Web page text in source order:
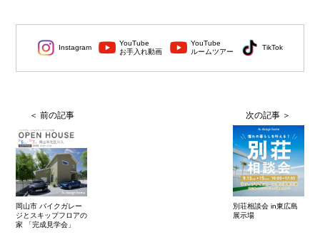
Instagram
YouTube
お手入れ動画
YouTube
ルームツアー
TikTok
岡山市 バイクガレー
ジとスキップフロアの
家 「完成見学会」
別荘相談会 in東広島
展示場